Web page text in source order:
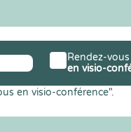
en visio-conférence".
Rendez-vous
en visio-